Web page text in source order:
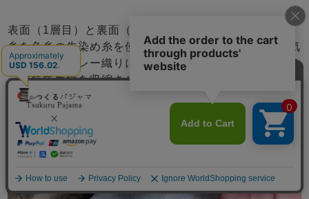
メニュー
表面（1層目）と裏面（6層）をタテ糸を生成り、ヨコ
糸を色糸の先染め糸を使用し、落ち着いた光沢と雰囲気
あるシャンブレー織りに仕上げています。またタンブラ
ー乾燥で生地を収縮させることで生まれる上品なシボ感
が、平面ではなく、奥行きをだし高級感のあるおしゃれ
な表情になっています。